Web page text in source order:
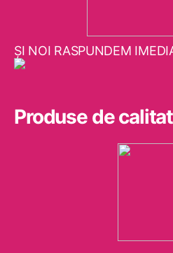
ŞI NOI RASPUNDEM
Produse de